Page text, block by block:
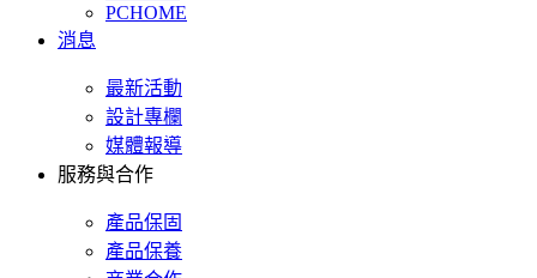
PCHOME
消息
最新活動
設計專欄
媒體報導
服務與合作
產品保固
產品保養